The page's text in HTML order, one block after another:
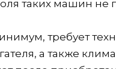
таких машин не
требует
а также